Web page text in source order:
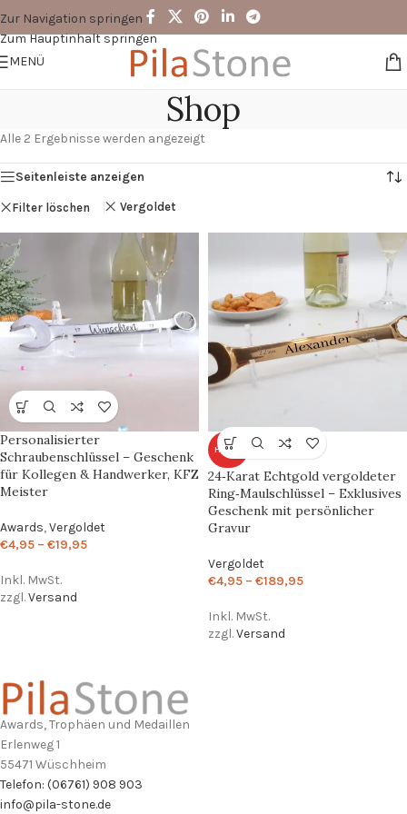
Zur Navigation springen
Zum Hauptinhalt springen
MENÜ
Shop
Alle 2 Ergebnisse werden angezeigt
Seitenleiste anzeigen
Filter löschen Vergoldet
Personalisierter
Schraubenschlüssel – Geschenk
für Kollegen & Handwerker, KFZ
Meister
Awards,Vergoldet
€4,95 – €19,95
Inkl. MwSt.
zzgl.Versand
HEISS
24‑Karat Echtgold vergoldeter
Ring‑Maulschlüssel – Exklusives
Geschenk mit persönlicher
Gravur
Vergoldet
€4,95 – €189,95
Inkl. MwSt.
zzgl.Versand
Awards, Trophäen und Medaillen
Erlenweg 1
55471 Wüschheim
Telefon: (06761) 908 903
info@pila-stone.de